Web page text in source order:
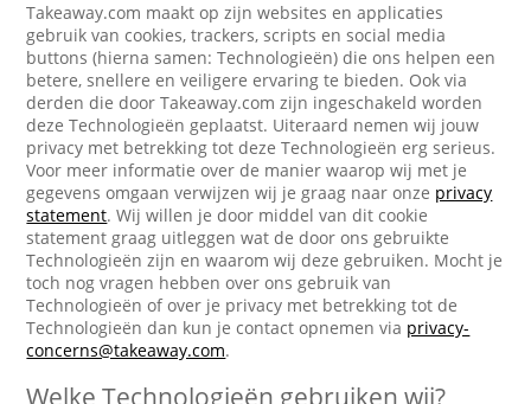
Takeaway.com maakt op zijn websites en applicaties
gebruik van cookies, trackers, scripts en social media
buttons (hierna samen: Technologieën) die ons helpen een
betere, snellere en veiligere ervaring te bieden. Ook via
derden die door Takeaway.com zijn ingeschakeld worden
deze Technologieën geplaatst. Uiteraard nemen wij jouw
privacy met betrekking tot deze Technologieën erg serieus.
Voor meer informatie over de manier waarop wij met je
gegevens omgaan verwijzen wij je graag naar onze privacy
statement. Wij willen je door middel van dit cookie
statement graag uitleggen wat de door ons gebruikte
Technologieën zijn en waarom wij deze gebruiken. Mocht je
toch nog vragen hebben over ons gebruik van
Technologieën of over je privacy met betrekking tot de
Technologieën dan kun je contact opnemen via privacy-
concerns@takeaway.com.
Welke Technologieën gebruiken wij?